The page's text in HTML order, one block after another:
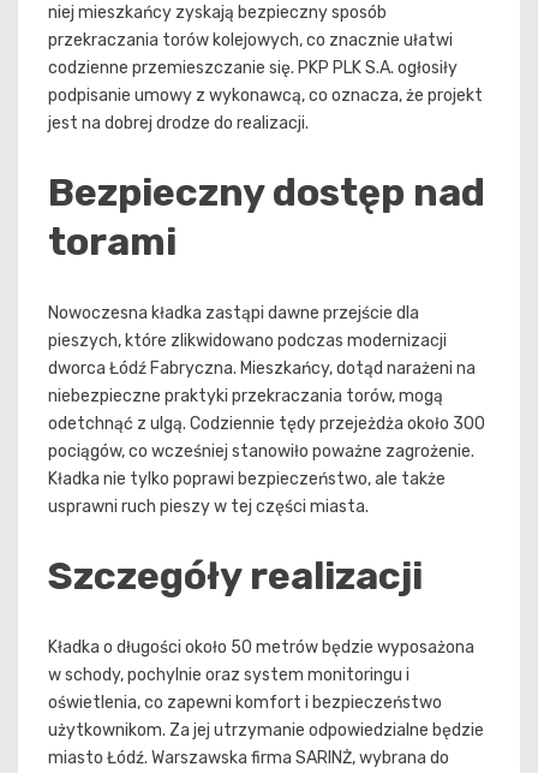
niej mieszkańcy zyskają bezpieczny sposób
przekraczania torów kolejowych, co znacznie ułatwi
codzienne przemieszczanie się. PKP PLK S.A. ogłosiły
podpisanie umowy z wykonawcą, co oznacza, że projekt
jest na dobrej drodze do realizacji.
Bezpieczny dostęp nad
torami
Nowoczesna kładka zastąpi dawne przejście dla
pieszych, które zlikwidowano podczas modernizacji
dworca Łódź Fabryczna. Mieszkańcy, dotąd narażeni na
niebezpieczne praktyki przekraczania torów, mogą
odetchnąć z ulgą. Codziennie tędy przejeżdża około 300
pociągów, co wcześniej stanowiło poważne zagrożenie.
Kładka nie tylko poprawi bezpieczeństwo, ale także
usprawni ruch pieszy w tej części miasta.
Szczegóły realizacji
Kładka o długości około 50 metrów będzie wyposażona
w schody, pochylnie oraz system monitoringu i
oświetlenia, co zapewni komfort i bezpieczeństwo
użytkownikom. Za jej utrzymanie odpowiedzialne będzie
miasto Łódź. Warszawska firma SARINŻ, wybrana do